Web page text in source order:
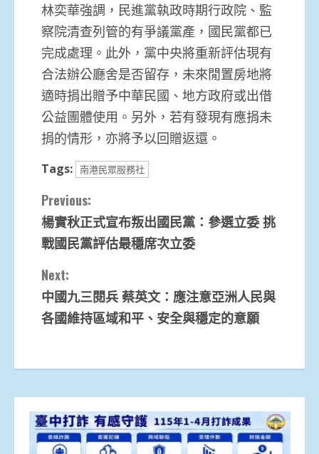
林奕華強調，民進黨執政時期行政院、監
察院清查列管的有爭議黨產，國民黨都已
完成處理。此外，黨中央將重新評估現有
合法辦公廳舍是否留存，未來閒置房地將
適時捐出贈予中華民國、地方政府或出借
公益團體使用。另外，若有發現有應捐未
捐的情形，亦將予以回贈返還。
Tags: 南港民眾服務社
Continue
Reading
Previous:
楊實秋正式宣布叛出國民黨：參選立委 挑
戰國民黨評估最穩席次立委
Next:
中國九三閱兵 蔡英文：應注意亞洲人民與
各國維持區域和平、安全與穩定的意願